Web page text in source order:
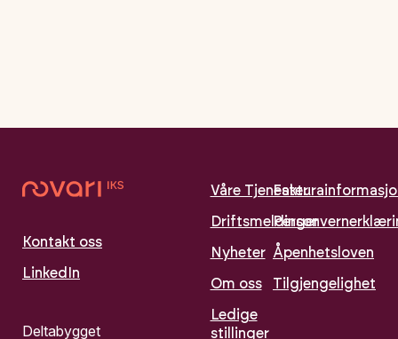
Kontakt oss
LinkedIn
Deltabygget
Våre Tjenester
Driftsmeldinger
Nyheter
Om oss
Ledige
stillinger
Åpenhetsloven
Tilgjengelighet